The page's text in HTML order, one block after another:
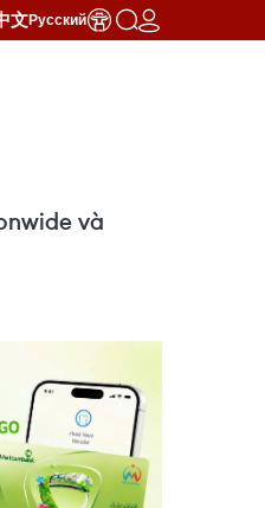
文Русский
và